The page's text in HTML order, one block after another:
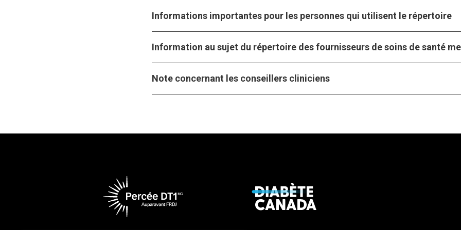
Informations importantes pour les personnes qui utilisent le répertoire
Information au sujet du répertoire des fournisseurs de soins de santé
Note concernant les conseillers cliniciens